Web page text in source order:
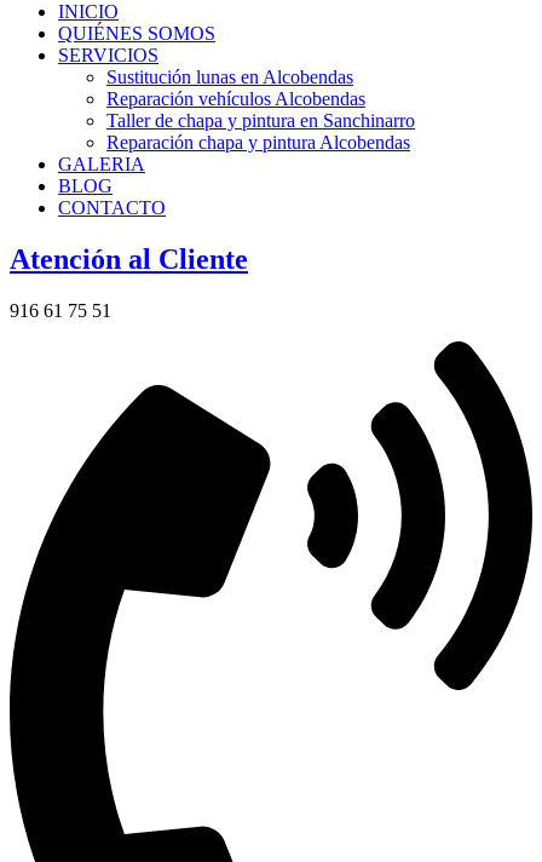
INICIO
QUIÉNES SOMOS
SERVICIOS
Sustitución lunas en Alcobendas
Reparación vehículos Alcobendas
Taller de chapa y pintura en Sanchinarro
Reparación chapa y pintura Alcobendas
GALERIA
BLOG
CONTACTO
Atención al Cliente
916 61 75 51